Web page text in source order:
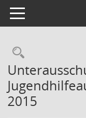
Toggle navigation
2015